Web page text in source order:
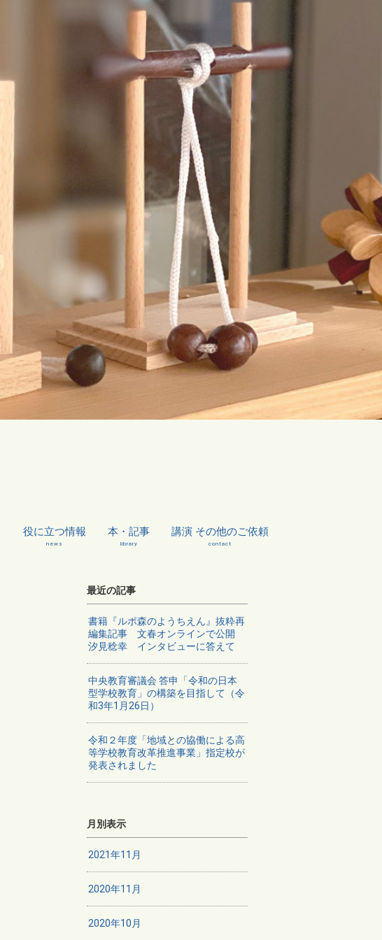
役に立つ情報
news
本・記事
library
講演 その他のご依頼
contact
最近の記事
書籍『ルポ森のようちえん』抜粋再
編集記事 文春オンラインで公開
汐見稔幸 インタビューに答えて
中央教育審議会 答申「令和の日本
型学校教育」の構築を目指して（令
和3年1月26日）
令和２年度「地域との協働による高
等学校教育改革推進事業」指定校が
発表されました
月別表示
2021年11月
2020年11月
2020年10月